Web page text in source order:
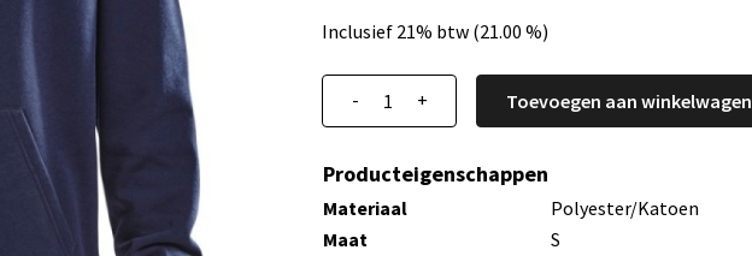
Inclusief 21% btw (21.00 %)
- + Toevoegen aan winkelwagen
Producteigenschappen
Materiaal
Polyester/Katoen
Maat
S